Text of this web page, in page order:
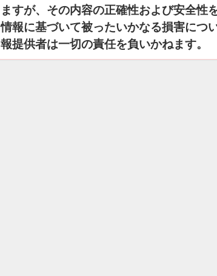
ますが、その内容の正確性および安全性
情報に基づいて被ったいかなる損害につ
報提供者は一切の責任を負いかねます。